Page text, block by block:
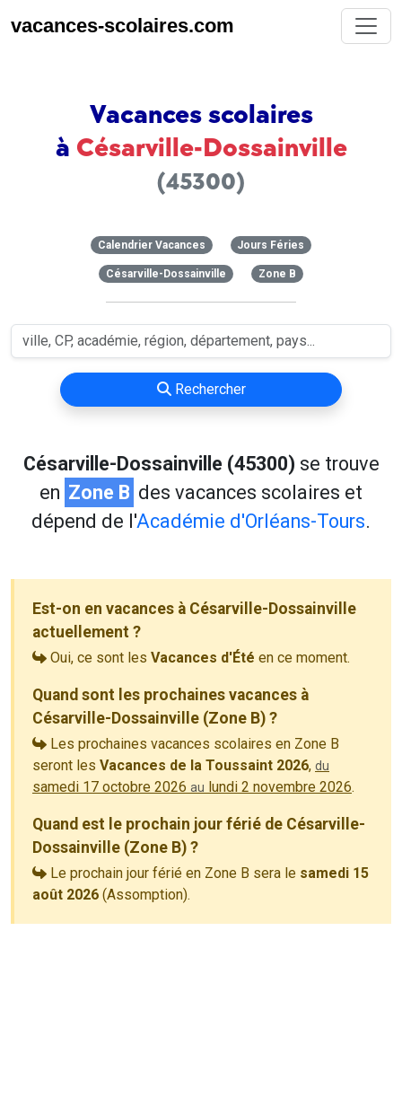
vacances-scolaires.com
Vacances scolaires
à Césarville-Dossainville
(45300)
Calendrier Vacances Jours Féries
Césarville-Dossainville Zone B
Rechercher
Césarville-Dossainville (45300) se trouve
en Zone B des vacances scolaires et
dépend de l'Académie d'Orléans-Tours.
Est-on en vacances à Césarville-Dossainville
actuellement ?
Oui, ce sont les Vacances d'Été en ce moment.
Quand sont les prochaines vacances à
Césarville-Dossainville (Zone B) ?
Les prochaines vacances scolaires en Zone B
seront les Vacances de la Toussaint 2026, du
samedi 17 octobre 2026 au lundi 2 novembre 2026.
Quand est le prochain jour férié de Césarville-
Dossainville (Zone B) ?
Le prochain jour férié en Zone B sera le samedi 15
août 2026 (Assomption).